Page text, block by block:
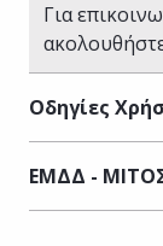
Για
Οδηγίες
ΕΜΔΔ -